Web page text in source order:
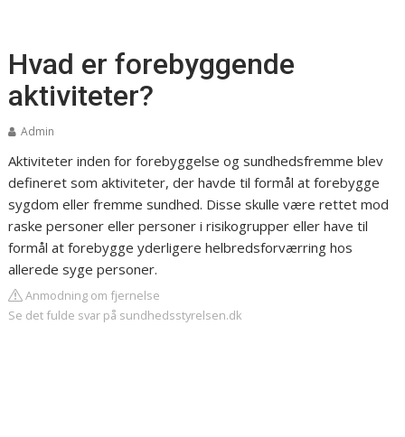
Hvad er forebyggende
aktiviteter?
Admin
Aktiviteter inden for forebyggelse og sundhedsfremme blev
defineret som aktiviteter, der havde til formål at forebygge
sygdom eller fremme sundhed. Disse skulle være rettet mod
raske personer eller personer i risikogrupper eller have til
formål at forebygge yderligere helbredsforværring hos
allerede syge personer.
Anmodning om fjernelse
Se det fulde svar på sundhedsstyrelsen.dk